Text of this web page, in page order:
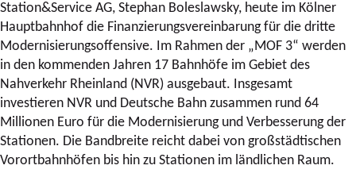
Station&Service AG, Stephan Boleslawsky, heute im Kölner
Hauptbahnhof die Finanzierungsvereinbarung für die dritte
Modernisierungsoffensive. Im Rahmen der „MOF 3“ werden
in den kommenden Jahren 17 Bahnhöfe im Gebiet des
Nahverkehr Rheinland (NVR) ausgebaut. Insgesamt
investieren NVR und Deutsche Bahn zusammen rund 64
Millionen Euro für die Modernisierung und Verbesserung der
Stationen. Die Bandbreite reicht dabei von großstädtischen
Vorortbahnhöfen bis hin zu Stationen im ländlichen Raum.